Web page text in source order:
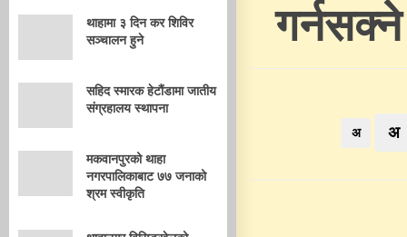
थाहामा ३ दिन कर शिविर
सञ्चालन हुने
सहिद स्मारक हेटौंडामा जातीय
संग्रहालय स्थापना
मकवानपुरको थाहा
नगरपालिकाबाट ७७ जनाको
श्रम स्वीकृति
अ अ